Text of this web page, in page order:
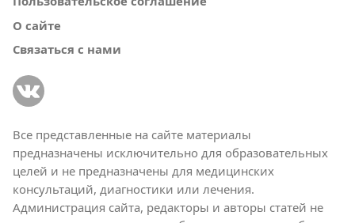
О сайте
Связаться с нами
Все представленные на сайте материалы
предназначены исключительно для образовательных
целей и не предназначены для медицинских
консультаций, диагностики или лечения.
Администрация сайта, редакторы и авторы статей не